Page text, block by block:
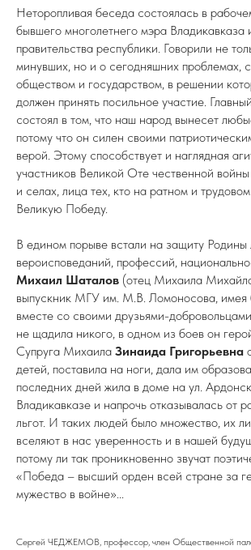
Неторопливая беседа состоялась в
бывшего многолетнего мэра Владикавказа
правительства республики. Говорили не
минувших, но и о сегодняшних проблемах,
обществом и государством, в решении
должен принять посильное участие.
состоял в том, что наш народ вынесет
потому что он силен своими
верой. Этому способствует и наглядная
участников Великой Оте чественной
и селах, лица тех, кто на ратном и
Великую Победу.
В едином порыве встали на защиту
вероисповеданий, профессий,
Михаил Шаталов (отец Михаила
выпускник МГУ им. М.В. Ломоносова, имея
вместе со своими друзьями-
не щадила никого, в одном из боев он
Супруга Михаила Зинаида Григорьевна
детей, поставила на ноги, дала им
последних дней жила в доме на ул.
Владикавказе и напрочь отказывалась от
льгот. И таких людей было множество, их
вселяют в нас уверенность и в нашей
потому ли так проникновенно звучат
«Победа – высший орден всей стране за
мужество в войне»...
Сергей ЧЕДЖЕМОВ, профессор, член Общественной